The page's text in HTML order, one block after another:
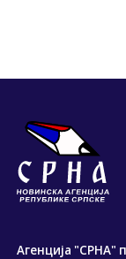
Агенција "СРНА"